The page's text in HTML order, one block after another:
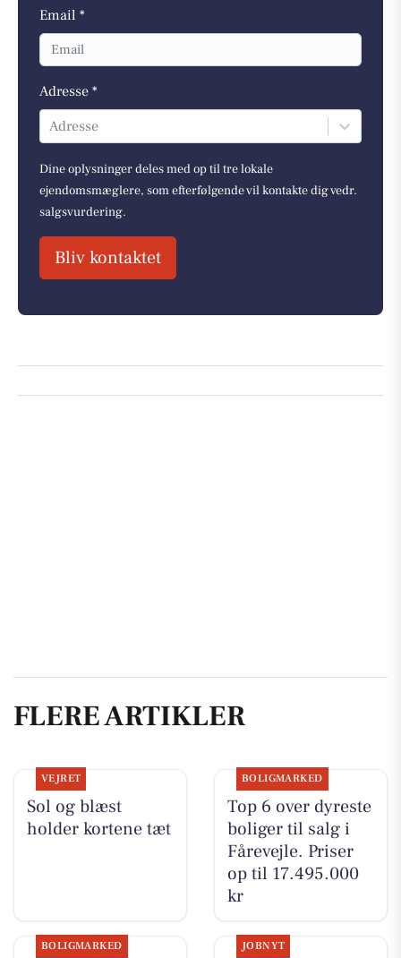
Email *
Adresse *
Adresse
Dine oplysninger deles med op til tre lokale
ejendomsmæglere, som efterfølgende vil kontakte dig vedr.
salgsvurdering.
Bliv kontaktet
FLERE ARTIKLER
VEJRET
Sol og blæst
holder kortene tæt
BOLIGMARKED
Top 6 over dyreste
boliger til salg i
Fårevejle. Priser
op til 17.495.000
kr
BOLIGMARKED JOBNYT